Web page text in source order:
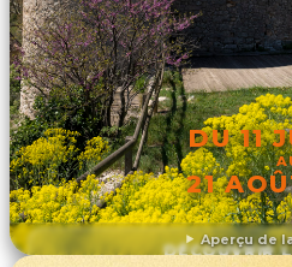
Aperçu de
DU 11
21
DÉCOUVRIR